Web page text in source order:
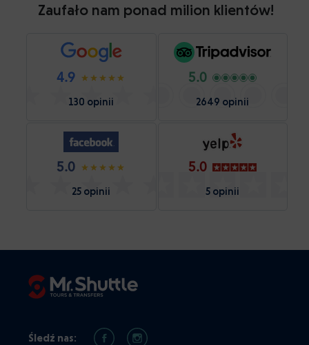
Zaufało nam ponad milion klientów!
4.9
130 opinii
5.0
2649 opinii
5.0
25 opinii
5.0
5 opinii
Śledź nas: